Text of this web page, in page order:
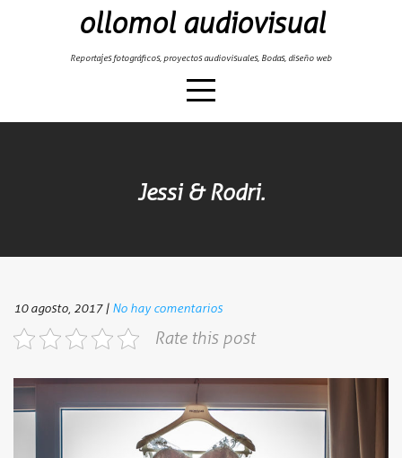
ollomol audiovisual
Reportajes fotográficos, proyectos audiovisuales, Bodas, diseño web
Jessi & Rodri.
10 agosto, 2017 | No hay comentarios
Rate this post